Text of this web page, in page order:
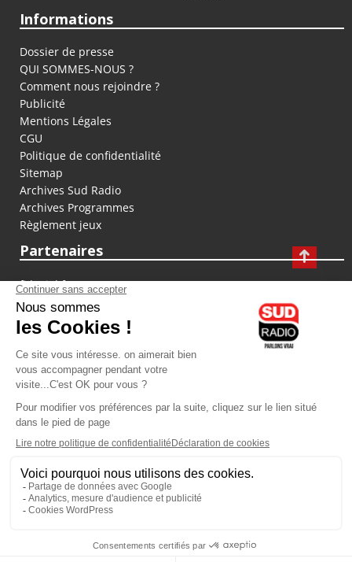
Informations
Dossier de presse
QUI SOMMES-NOUS ?
Comment nous rejoindre ?
Publicité
Mentions Légales
CGU
Politique de confidentialité
Sitemap
Archives Sud Radio
Archives Programmes
Règlement jeux
Partenaires
fiducial.fr
lyoncapitale.fr
olympique-et-lyonnais.com
L'application Iphone / Android
Téléchargez l'application
Les cookies
Gestion des cookies
Crédit photos : ©Sud Radio / Pierre Olivier